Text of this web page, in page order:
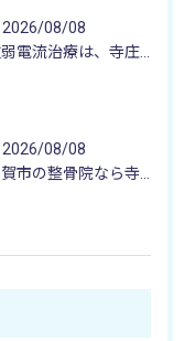
2026/08/08
2026/08/08